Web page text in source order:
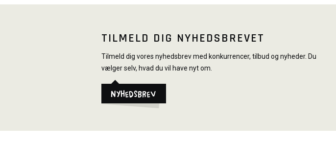
TILMELD DIG NYHEDSBREVET
Tilmeld dig vores nyhedsbrev med konkurrencer, tilbud og nyheder. Du
vælger selv, hvad du vil have nyt om.
Nyhedsbrev